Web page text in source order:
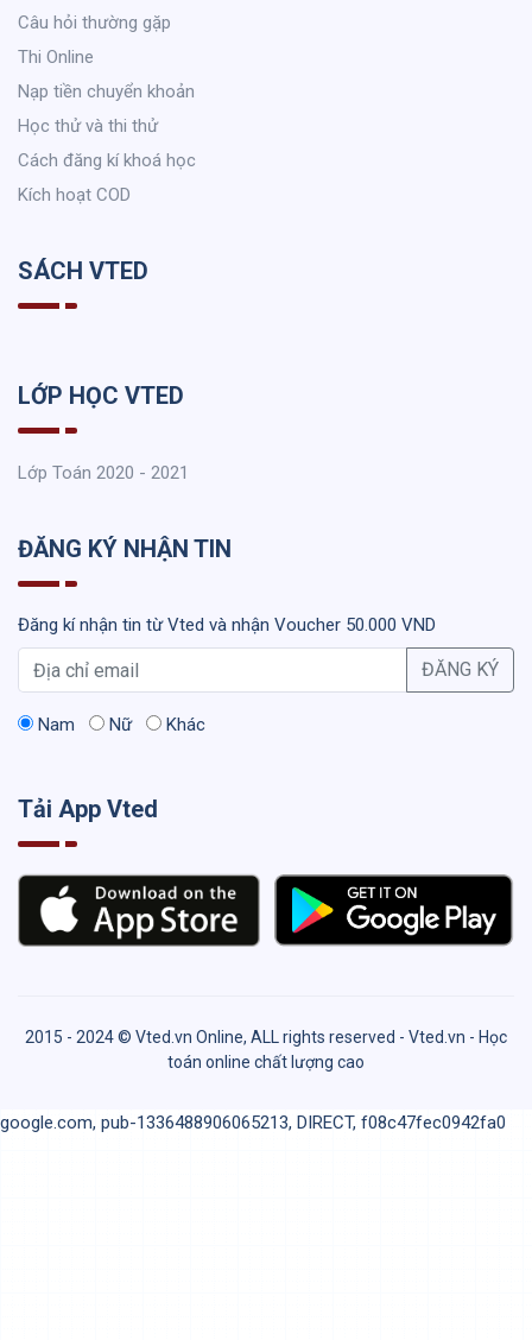
Câu hỏi thường gặp
Thi Online
Nạp tiền chuyển khoản
Học thử và thi thử
Cách đăng kí khoá học
Kích hoạt COD
SÁCH VTED
LỚP HỌC VTED
Lớp Toán 2020 - 2021
ĐĂNG KÝ NHẬN TIN
Đăng kí nhận tin từ Vted và nhận Voucher 50.000 VND
ĐĂNG KÝ
Nam Nữ Khác
Tải App Vted
2015 - 2024 © Vted.vn Online, ALL rights reserved - Vted.vn - Học
toán online chất lượng cao
google.com, pub-1336488906065213, DIRECT, f08c47fec0942fa0